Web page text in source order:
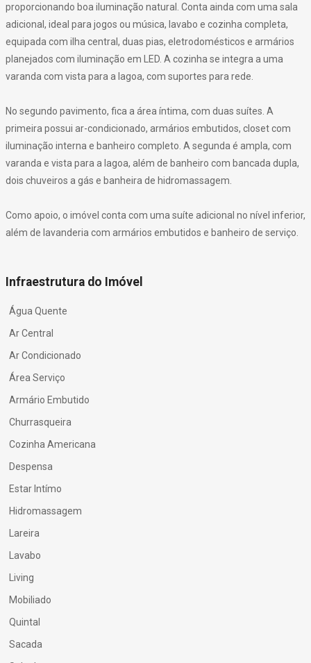
proporcionando boa iluminação natural. Conta ainda com uma sala
adicional, ideal para jogos ou música, lavabo e cozinha completa,
equipada com ilha central, duas pias, eletrodomésticos e armários
planejados com iluminação em LED. A cozinha se integra a uma
varanda com vista para a lagoa, com suportes para rede.
No segundo pavimento, fica a área íntima, com duas suítes. A
primeira possui ar-condicionado, armários embutidos, closet com
iluminação interna e banheiro completo. A segunda é ampla, com
varanda e vista para a lagoa, além de banheiro com bancada dupla,
dois chuveiros a gás e banheira de hidromassagem.
Como apoio, o imóvel conta com uma suíte adicional no nível inferior,
além de lavanderia com armários embutidos e banheiro de serviço.
Infraestrutura do Imóvel
Água Quente
Ar Central
Ar Condicionado
Área Serviço
Armário Embutido
Churrasqueira
Cozinha Americana
Despensa
Estar Intímo
Hidromassagem
Lareira
Lavabo
Living
Mobiliado
Quintal
Sacada